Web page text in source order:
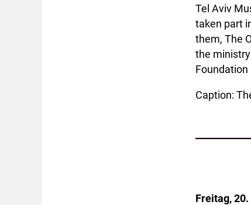
Tel Aviv
taken part
them, The
the
Foundation
Caption:
Freitag, 20.